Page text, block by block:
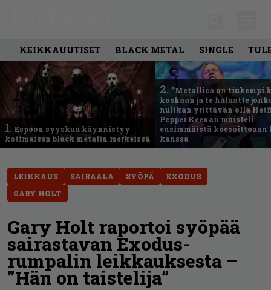
KEIKKAUUTISET BLACK METAL SINGLE
1. Espoon syyskuu käynnistyy
kotimaisen black metalin merkeissä
2. ”Metallica on tiukempi
koskaan ja te haluatte
nulikan yrittävän olla
Pepper Keenan muisteli
ensimmäistä
kanssa
LEIKKAUS SAIRAALA SYÖPÄ
EXODUS
GARY HOLT
Gary Holt raportoi syöpää
sairastavan Exodus-
rumpalin leikkauksesta –
”Hän on taistelija”